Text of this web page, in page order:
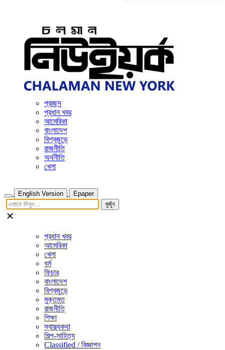
প্রচ্ছদ
প্রধান খবর
আমেরিকা
বাংলাদেশ
বিশ্বজুড়ে
রাজনীতি
অর্থনীতি
খেলা
English Version
Epaper
খুজুঁন
প্রধান খবর
আমেরিকা
খেলা
ধর্ম
ফিচার
বাংলাদেশ
বিশ্বজুড়ে
মুক্তমত
রাজনীতি
শিক্ষা
স্বাস্থ্যকথা
শিল্প-সাহিত্য
Classified / বিজ্ঞাপন